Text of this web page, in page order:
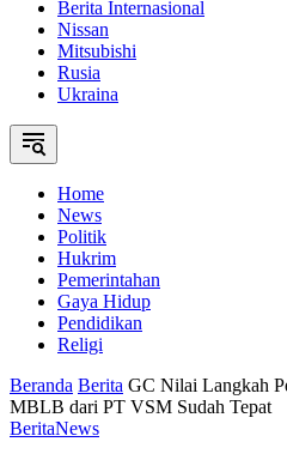
Berita Internasional
Nissan
Mitsubishi
Rusia
Ukraina
Home
News
Politik
Hukrim
Pemerintahan
Gaya Hidup
Pendidikan
Religi
Beranda Berita GC Nilai Langkah
MBLB dari PT VSM Sudah Tepat
BeritaNews